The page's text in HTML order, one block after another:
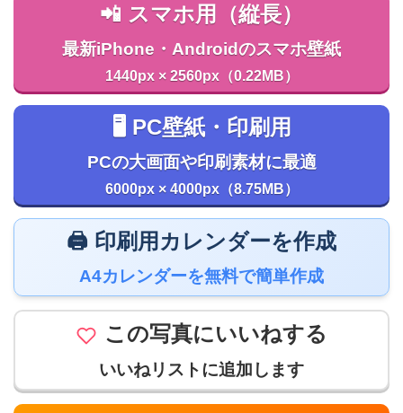
📲 スマホ用（縦長）
最新iPhone・Androidのスマホ壁紙
1440px × 2560px（0.22MB）
🖥️ PC壁紙・印刷用
PCの大画面や印刷素材に最適
6000px × 4000px（8.75MB）
🖨️ 印刷用カレンダーを作成
A4カレンダーを無料で簡単作成
この写真にいいねする
いいねリストに追加します